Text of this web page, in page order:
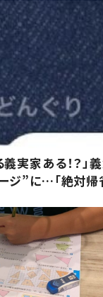
実家ある！？」
ジ”に…「絶対帰